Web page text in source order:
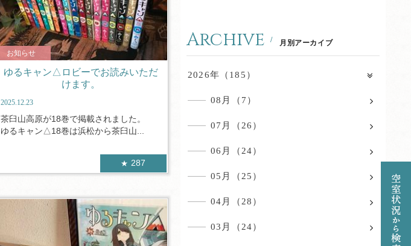
お知らせ
ゆるキャン△ロビーでお読みいただ
けます。
2025.12.23
茶臼山高原が18巻で掲載されました。
ゆるキャン△18巻は浜松から茶臼山...
287
Archive 月別アーカイブ
2026年（185）
08月（7）
07月（26）
06月（24）
05月（25）
04月（28）
03月（24）